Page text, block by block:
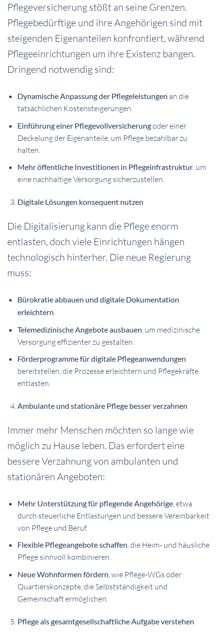
Pflegeversicherung stößt an seine Grenzen.
Pflegebedürftige und ihre Angehörigen sind mit
steigenden Eigenanteilen konfrontiert, während
Pflegeeinrichtungen um ihre Existenz bangen.
Dringend notwendig sind:
Dynamische Anpassung der Pflegeleistungen an die
tatsächlichen Kostensteigerungen.
Einführung einer Pflegevollversicherungoder einer
Deckelung der Eigenanteile, um Pflege bezahlbar zu
halten.
Mehr öffentliche Investitionen in Pflegeinfrastruktur, um
eine nachhaltige Versorgung sicherzustellen.
Digitale Lösungen konsequent nutzen
Die Digitalisierung kann die Pflege enorm
entlasten, doch viele Einrichtungen hängen
technologisch hinterher. Die neue Regierung
muss:
Bürokratie abbauen und digitale Dokumentation
erleichtern.
Telemedizinische Angebote ausbauen , um medizinische
Versorgung effizienter zu gestalten.
Förderprogramme für digitale Pflegeanwendungen
bereitstellen, die Prozesse erleichtern und Pflegekräfte
entlasten.
Ambulante und stationäre Pflege besser verzahnen
Immer mehr Menschen möchten so lange wie
möglich zu Hause leben. Das erfordert eine
bessere Verzahnung von ambulanten und
stationären Angeboten:
Mehr Unterstützung für pflegende Angehörige, etwa
durch steuerliche Entlastungen und bessere Vereinbarkeit
von Pflege und Beruf.
Flexible Pflegeangebote schaffen, die Heim- und häusliche
Pflege sinnvoll kombinieren.
Neue Wohnformen fördern, wie Pflege-WGs oder
Quartierskonzepte, die Selbstständigkeit und
Gemeinschaft ermöglichen.
Pflege als gesamtgesellschaftliche Aufgabe verstehen